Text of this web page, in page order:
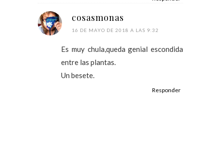
cosasmonas
16 DE MAYO DE 2018 A LAS 9:32
Es muy chula,queda genial escondida
entre las plantas.
Un besete.
Responder